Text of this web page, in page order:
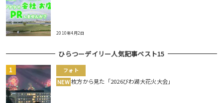
2010年4月2日
ひらつーデイリー人気記事ベスト15
フォト
NEW 枚方から見た「2026びわ湖大花火大会」